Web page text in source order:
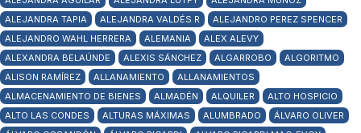
ALEJANDRA TAPIA
ALEJANDRA VALDÉS R
ALEJANDRO PEREZ SPENCER
ALEJANDRO WAHL HERRERA
ALEMANIA
ALEX ALEVY
ALEXANDRA BELAÚNDE
ALEXIS SÁNCHEZ ALGARROBO
ALGORITMO
ALISON RAMÍREZ
ALLANAMIENTO
ALLANAMIENTOS
ALMACENAMIENTO DE BIENES
ALMADÉN ALQUILER
ALTO HOSPICIO
ALTO LAS CONDES
ALTURAS MÁXIMAS ALUMBRADO
ÁLVARO OLIVER